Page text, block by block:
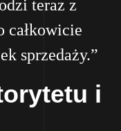
teraz z
całkowicie
sprzedaży.”
i